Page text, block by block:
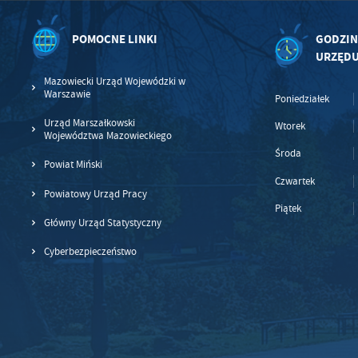
POMOCNE LINKI
Mazowiecki Urząd Wojewódzki w
Warszawie
Urząd Marszałkowski
Województwa Mazowieckiego
Powiat Miński
Powiatowy Urząd Pracy
Główny Urząd Statystyczny
Cyberbezpieczeństwo
URZĘDU
Poniedziałek
Wtorek
Środa
Czwartek
Piątek